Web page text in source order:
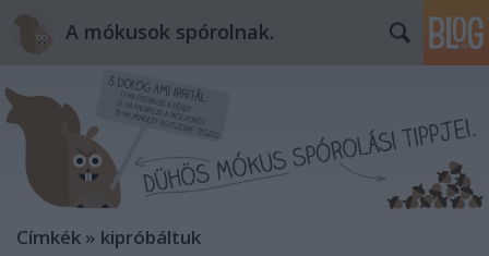
A mókusok spórolnak.
Címkék » kipróbáltuk